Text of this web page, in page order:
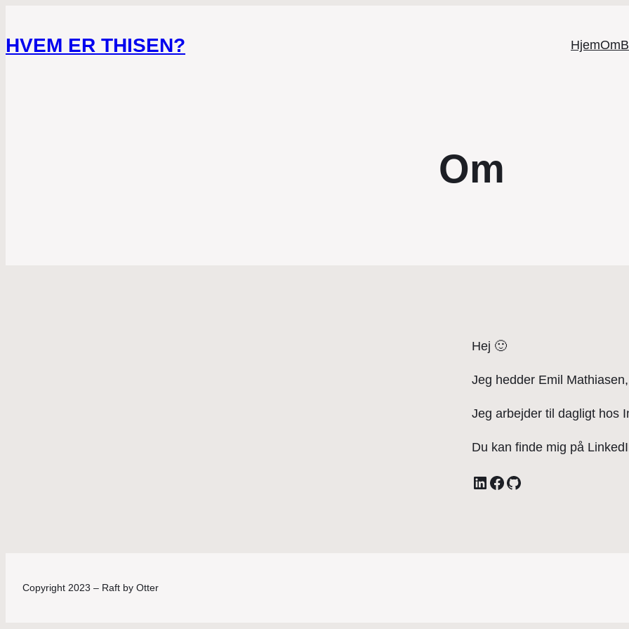
HVEM ER THISEN? HjemOm
Om
Hej 🙂
Jeg hedder Emil
Jeg arbejder til dagligt hos
Du kan finde mig på
LinkedIn Facebook GitHub
Copyright 2023 – Raft by Otter